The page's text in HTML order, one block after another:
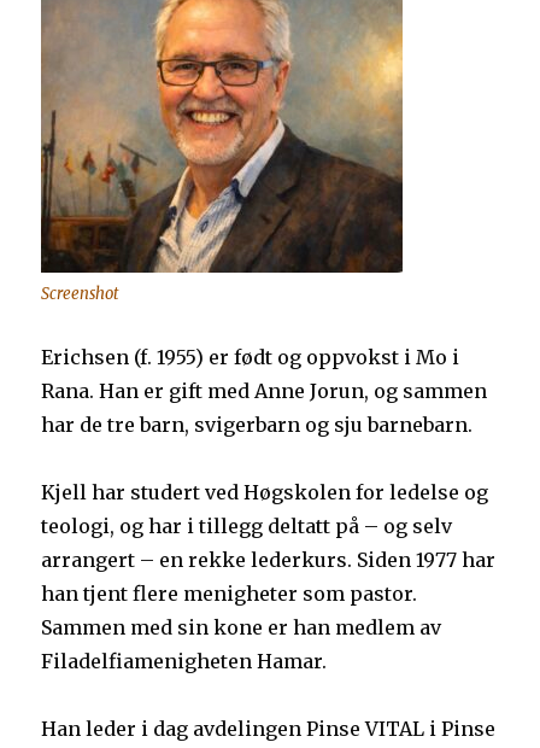
Screenshot
Erichsen (f. 1955) er født og oppvokst i Mo i
Rana. Han er gift med Anne Jorun, og sammen
har de tre barn, svigerbarn og sju barnebarn.
Kjell har studert ved Høgskolen for ledelse og
teologi, og har i tillegg deltatt på – og selv
arrangert – en rekke lederkurs. Siden 1977 har
han tjent flere menigheter som pastor.
Sammen med sin kone er han medlem av
Filadelfiamenigheten Hamar.
Han leder i dag avdelingen Pinse VITAL i Pinse